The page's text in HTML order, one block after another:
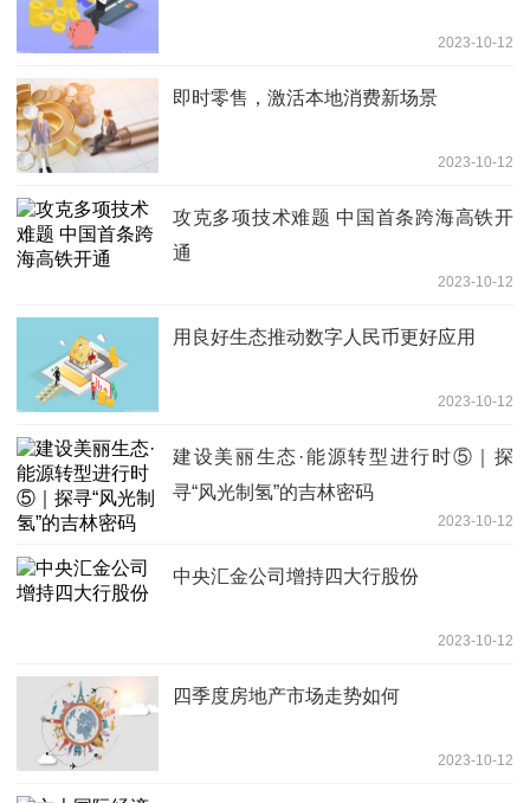
2023-10-12
即时零售，激活本地消费新场景
2023-10-12
攻克多项技术难题 中国首条跨海高铁开
通
2023-10-12
用良好生态推动数字人民币更好应用
2023-10-12
建设美丽生态·能源转型进行时⑤｜探
寻“风光制氢”的吉林密码
2023-10-12
中央汇金公司增持四大行股份
2023-10-12
四季度房地产市场走势如何
2023-10-12